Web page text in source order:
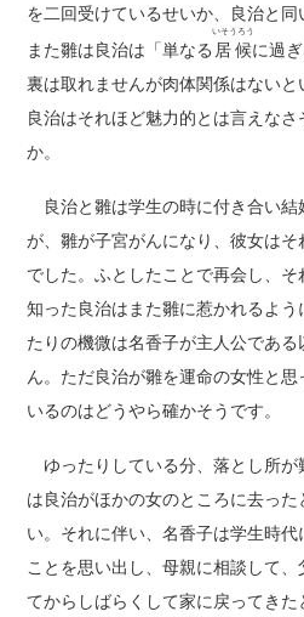
を二回受けているせいか、良治と同
また雛は良治は「単なる居候
いそうろう
に過
裏は取れませんが肉体関係はない
良治はそれほど魅力的とは言えな
か。
良治と雛は学生の時に付き合い
が、雛が子宮がんになり、彼女は
でした。ふとしたことで再会し、
知った良治はまた雛に惹かれるよ
たりの機微は名香子が主人公であ
ん。ただ良治が雛を運命の女性と
いるのはどうやら確かそうです。
ゆったりしている分、落とし所
は良治がほかの女のところに去っ
い。それに伴い、名香子は学生時
ことを思い出し、母親に相談して
てからしばらくして家に戻ってき